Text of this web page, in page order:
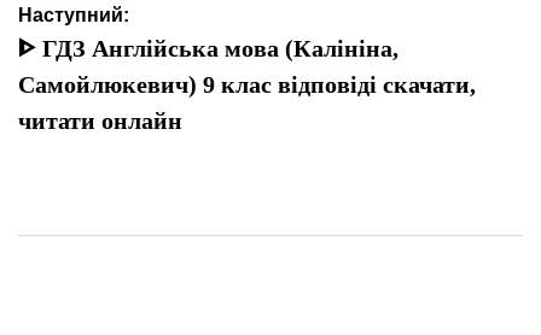
Наступний:
ᐈ ГДЗ Англійська мова (Калініна,
Самойлюкевич) 9 клас відповіді скачати,
читати онлайн